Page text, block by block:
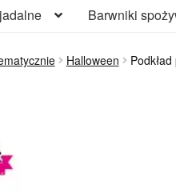
Barwniki
Halloween